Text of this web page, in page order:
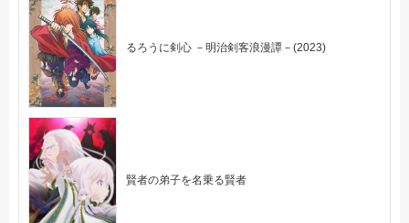
るろうに剣心 －明治剣客浪漫譚－(2023)
賢者の弟子を名乗る賢者